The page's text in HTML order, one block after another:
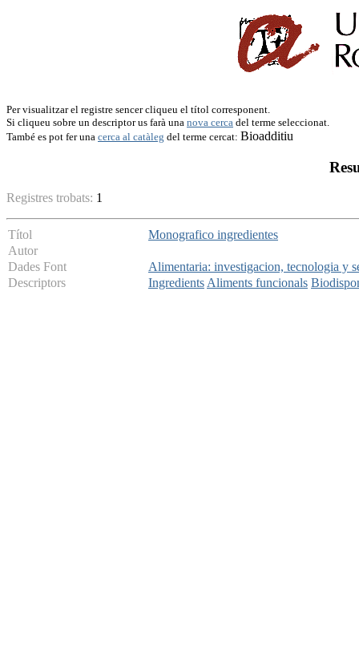
Per visualitzar el registre sencer cliqueu el títol corresponent.
Si cliqueu sobre un descriptor us farà una nova cerca del terme seleccionat.
També es pot fer una cerca al catàleg del terme cercat: Bioadditiu
Registres trobats: 1
Títol
Monografico ingredientes
Autor
Dades Font
Alimentaria: investigacion, tecnologia y
Descriptors
IngredientsAliments funcionals